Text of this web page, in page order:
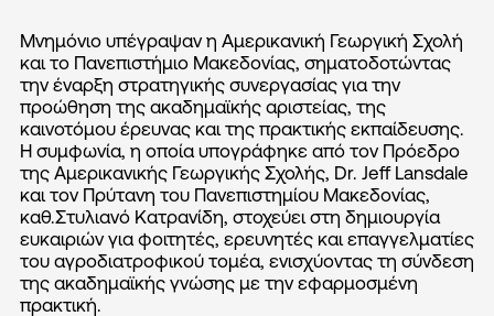
Μνημόνιο υπέγραψαν η Αμερικανική Γεωργική Σχολή
και το Πανεπιστήμιο Μακεδονίας, σηματοδοτώντας
την έναρξη στρατηγικής συνεργασίας για την
προώθηση της ακαδημαϊκής αριστείας, της
καινοτόμου έρευνας και της πρακτικής εκπαίδευσης.
Η συμφωνία, η οποία υπογράφηκε από τον Πρόεδρο
της Αμερικανικής Γεωργικής Σχολής, Dr. Jeff Lansdale
και τον Πρύτανη του Πανεπιστημίου Μακεδονίας,
καθ.Στυλιανό Κατρανίδη, στοχεύει στη δημιουργία
ευκαιριών για φοιτητές, ερευνητές και επαγγελματίες
του αγροδιατροφικού τομέα, ενισχύοντας τη σύνδεση
της ακαδημαϊκής γνώσης με την εφαρμοσμένη
πρακτική.